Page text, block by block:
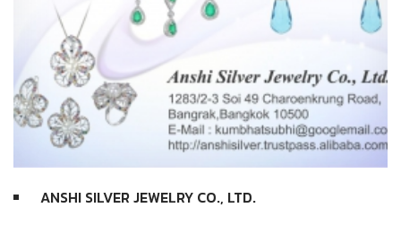
ANSHI SILVER JEWELRY CO., LTD.